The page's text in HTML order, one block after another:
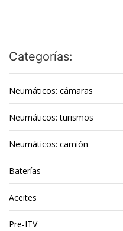
Categorías:
Neumáticos: cámaras
Neumáticos: turismos
Neumáticos: camión
Baterías
Aceites
Pre-ITV